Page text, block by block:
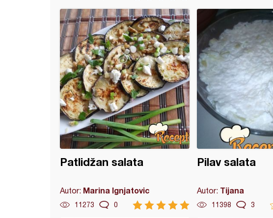
Patlidžan salata
Autor: Marina Ignjatovic
11273 0
Pilav salata
Autor: Tijana
11398 3
sa kiselim kupusom